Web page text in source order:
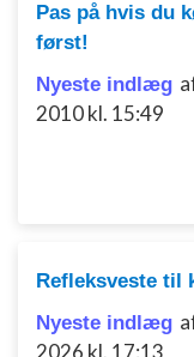
Pas på hvis du
først!
Nyeste indlæg
2010 kl. 15:49
Refleksveste til
Nyeste indlæg
2026 kl. 17:13
Udvikle og
Bruge
indhold
Nødvendig